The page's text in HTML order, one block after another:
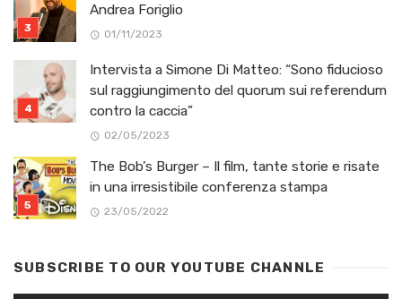
Andrea Foriglio
01/11/2023
Intervista a Simone Di Matteo: “Sono fiducioso
sul raggiungimento del quorum sui referendum
contro la caccia”
02/05/2023
The Bob’s Burger – Il film, tante storie e risate
in una irresistibile conferenza stampa
23/05/2022
SUBSCRIBE TO OUR YOUTUBE CHANNLE